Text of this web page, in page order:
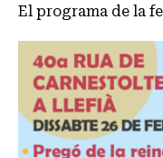
El programa de la